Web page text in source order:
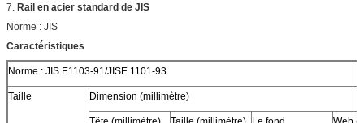
7. Rail en acier standard de JIS
Norme : JIS
Caractéristiques
Norme : JIS E1103-91/JISE 1101-93
Taille Dimension (millimètre)